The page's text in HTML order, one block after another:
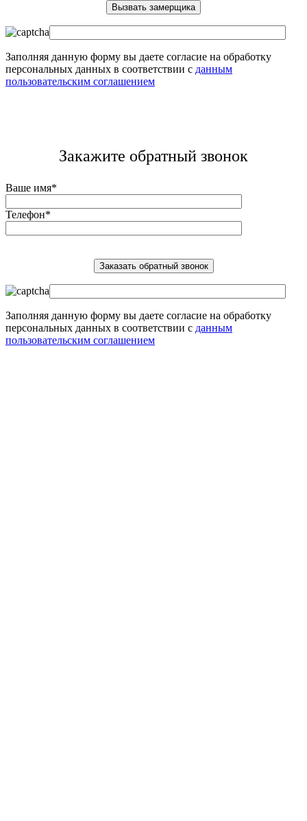
Заполняя данную форму вы даете согласие на обработку
персональных данных в соответствии с данным
пользовательским соглашением
Закажите обратный звонок
Ваше имя*
Телефон*
Заполняя данную форму вы даете согласие на обработку
персональных данных в соответствии с данным
пользовательским соглашением